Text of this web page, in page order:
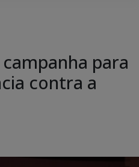
para
contra a